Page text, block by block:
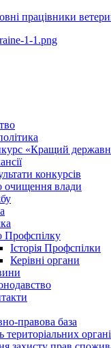
працівники
«Кращий
конкурсів
очищення влади
Профспілку
Історія Профспілки
Керівні органи
правова база
територіальних